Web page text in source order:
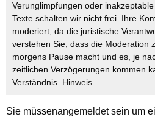
Verunglimpfungen oder
Texte schalten wir nicht frei. Ihre
moderiert, da die juristische
verstehen Sie, dass die Moderation
morgens Pause macht und es, je
zeitlichen Verzögerungen kommen
Verständnis. Hinweis
Sie müssenangemeldetsein um